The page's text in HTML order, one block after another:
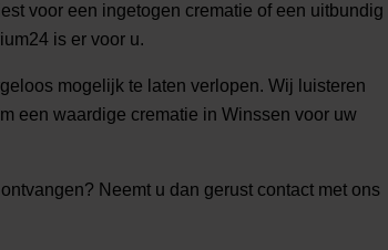
voor een ingetogen crematie of een uitbundig
is er voor u.
mogelijk te laten verlopen. Wij luisteren
een waardige crematie in Winssen voor uw
Neemt u dan gerust contact met ons